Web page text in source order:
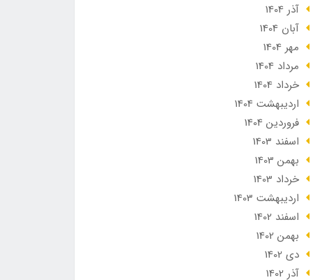
آذر 1404
آبان 1404
مهر 1404
مرداد 1404
خرداد 1404
ارديبهشت 1404
فروردین 1404
اسفند 1403
بهمن 1403
خرداد 1403
ارديبهشت 1403
اسفند 1402
بهمن 1402
دی 1402
آذر 1402